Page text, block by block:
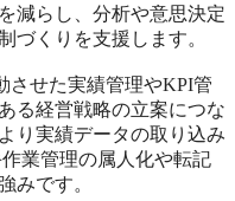
減らし、分析や意思決定
づくりを支援します。
させた実績管理やKPI管
る経営戦略の立案につな
り実績データの取り込み
業管理の属人化や転記
みです。